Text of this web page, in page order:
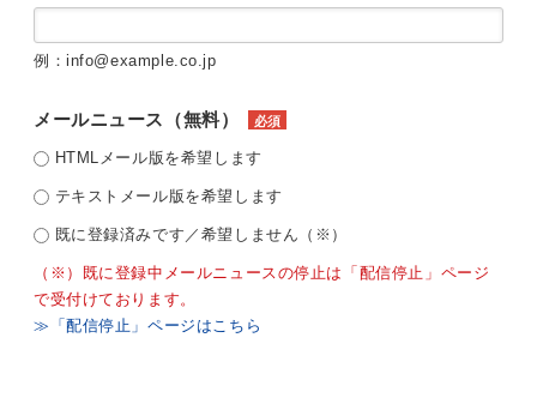
例：info@example.co.jp
メールニュース（無料） 必須
HTMLメール版を希望します
テキストメール版を希望します
既に登録済みです／希望しません（※）
（※）既に登録中メールニュースの停止は「配信停止」ページ
で受付けております。
≫「配信停止」ページはこちら